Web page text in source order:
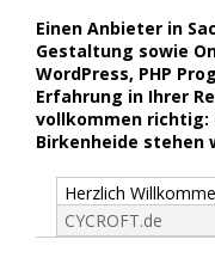
Einen Anbieter in
Gestaltung sowie
WordPress, PHP
Erfahrung in Ihrer
vollkommen richtig:
Birkenheide stehen
Herzlich
CYCROFT.de